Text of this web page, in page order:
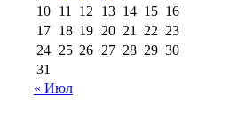
10 11 12 13 14 15 16
17 18 19 20 21 22 23
24 25 26 27 28 29 30
31
« Июл